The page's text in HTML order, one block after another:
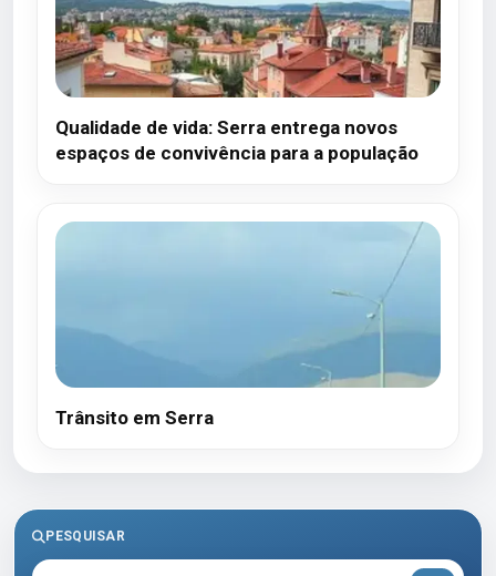
Qualidade de vida: Serra entrega novos
espaços de convivência para a população
Trânsito em Serra
PESQUISAR